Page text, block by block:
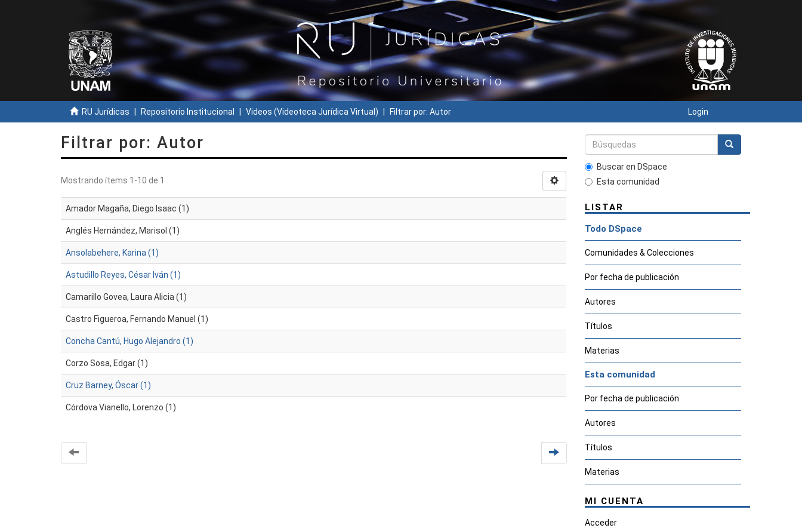
RU Jurídicas Repositorio Institucional Videos (Videoteca Jurídica Virtual) Filtrar por: Autor Login
Filtrar por: Autor
Mostrando ítems 1-10 de 1
Amador Magaña, Diego Isaac (1)
Anglés Hernández, Marisol (1)
Ansolabehere, Karina (1)
Astudillo Reyes, César Iván (1)
Camarillo Govea, Laura Alicia (1)
Castro Figueroa, Fernando Manuel (1)
Concha Cantú, Hugo Alejandro (1)
Corzo Sosa, Edgar (1)
Cruz Barney, Óscar (1)
Córdova Vianello, Lorenzo (1)
Buscar en DSpace
Esta comunidad
LISTAR
Todo DSpace
Comunidades & Colecciones
Por fecha de publicación
Autores
Títulos
Materias
Esta comunidad
Por fecha de publicación
Autores
Títulos
Materias
MI CUENTA
Acceder